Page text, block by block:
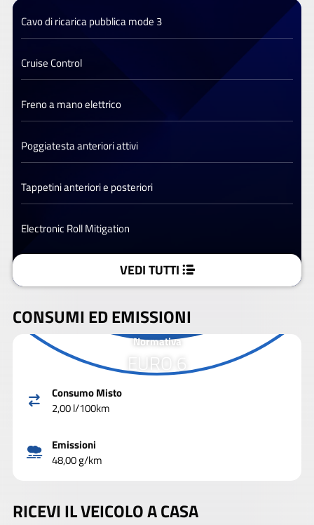
Cavo di ricarica pubblica mode 3
Cruise Control
Freno a mano elettrico
Poggiatesta anteriori attivi
Tappetini anteriori e posteriori
Electronic Roll Mitigation
VEDI TUTTI
CONSUMI ED EMISSIONI
Normativa
EURO 6
Consumo Misto
2,00 l/100km
Emissioni
48,00 g/km
RICEVI IL VEICOLO A CASA